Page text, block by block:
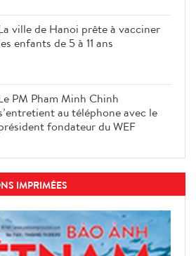
ville de Hanoi prête à vacciner
enfants de 5 à 11 ans
PM Pham Minh Chinh
au téléphone avec le
fondateur du WEF
IMPRIMÉES